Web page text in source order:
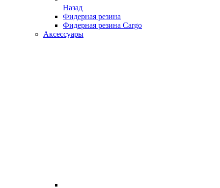
Назад
Фидерная резина
Фидерная резина Cargo
Аксессуары